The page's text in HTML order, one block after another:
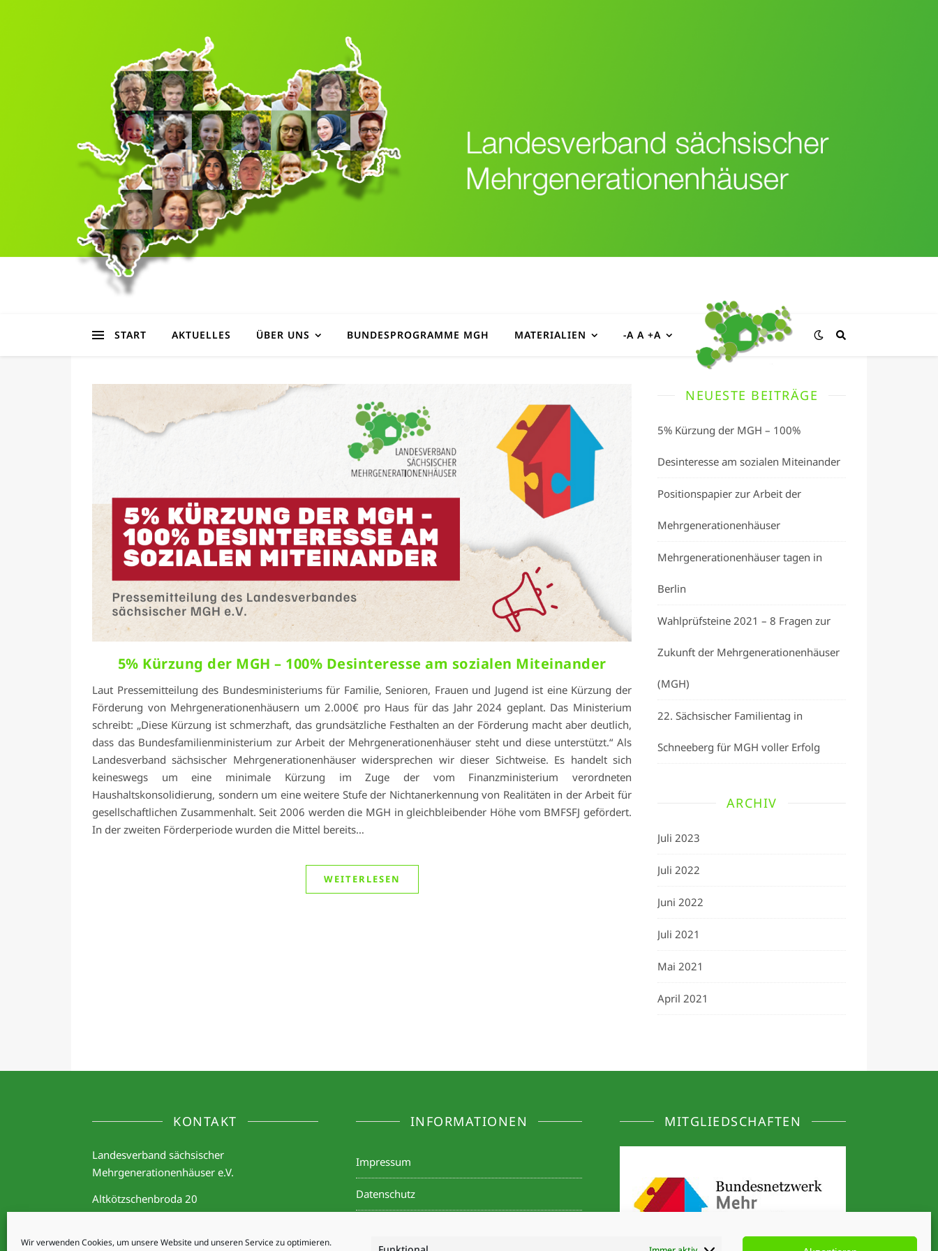
Wir verwenden Cookies, um unsere Website und unseren Service zu optimieren.
START AKTUELLES ÜBER UNS BUNDESPROGRAMME MGH MATERIALIEN -A A +A
5% Kürzung der MGH – 100% Desinteresse am sozialen Miteinander
Laut Pressemitteilung des Bundesministeriums für Familie, Senioren, Frauen und Jugend ist eine Kürzung der
Förderung von Mehrgenerationenhäusern um 2.000€ pro Haus für das Jahr 2024 geplant. Das Ministerium
schreibt: „Diese Kürzung ist schmerzhaft, das grundsätzliche Festhalten an der Förderung macht aber deutlich,
dass das Bundesfamilienministerium zur Arbeit der Mehrgenerationenhäuser steht und diese unterstützt.“ Als
Landesverband sächsischer Mehrgenerationenhäuser widersprechen wir dieser Sichtweise. Es handelt sich
keineswegs um eine minimale Kürzung im Zuge der vom Finanzministerium verordneten
Haushaltskonsolidierung, sondern um eine weitere Stufe der Nichtanerkennung von Realitäten in der Arbeit für
gesellschaftlichen Zusammenhalt. Seit 2006 werden die MGH in gleichbleibender Höhe vom BMFSFJ gefördert.
In der zweiten Förderperiode wurden die Mittel bereits…
WEITERLESEN
NEUESTE BEITRÄGE
5% Kürzung der MGH – 100%
Desinteresse am sozialen Miteinander
Positionspapier zur Arbeit der
Mehrgenerationenhäuser
Mehrgenerationenhäuser tagen in
Berlin
Wahlprüfsteine 2021 – 8 Fragen zur
Zukunft der Mehrgenerationenhäuser
(MGH)
22. Sächsischer Familientag in
Schneeberg für MGH voller Erfolg
ARCHIV
Juli 2023
Juli 2022
Juni 2022
Juli 2021
Mai 2021
April 2021
KONTAKT
Landesverband sächsischer
Mehrgenerationenhäuser e.V.
Altkötzschenbroda 20
01445 Radebeul
E-Mail:vorstand@mgh-sachsen.de
INFORMATIONEN
Impressum
Datenschutz
MITGLIEDSCHAFTEN